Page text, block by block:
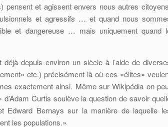
et agissent envers nous autres
et agressifs … et quand nous
et dangereuse … mais uniquement quand
depuis environ un siècle à l’aide de
etc.) précisément là où ces «élites»
exactement ainsi. Même sur Wikipédia on
Curtis soulève la question de savoir
Edward Bernays sur la manière de laquelle
les populations.»